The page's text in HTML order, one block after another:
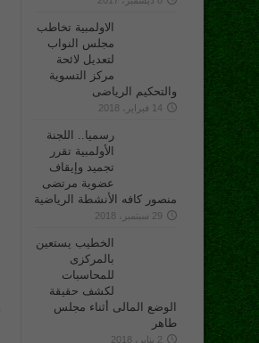
الاولمبية تخاطب
مجلس النواب
لتعديل لائحة
مركز التسوية
والتحكيم الرياضى
14 فبراير، 2018
رسميا.. اللجنة
الأولمبية تقرر
تجميد وإيقاف
عضوية مرتضى
منصور كافه الأنشطة الرياضية
29 سبتمبر، 2018
الخطيب يستعين
بالمركزى
للمحاسبات
لكشف حقيقة
الوضع المالى أثناء مجلس
طاهر
2 يناير، 2018